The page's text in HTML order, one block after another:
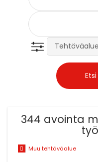
Tehtäväalue
344 avointa
Muu tehtäväalue